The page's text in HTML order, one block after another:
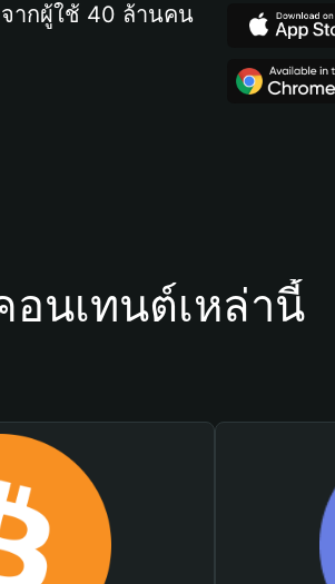
ากผู้ใช้ 40 ล้านคน
นเทนต์เหล่านี้